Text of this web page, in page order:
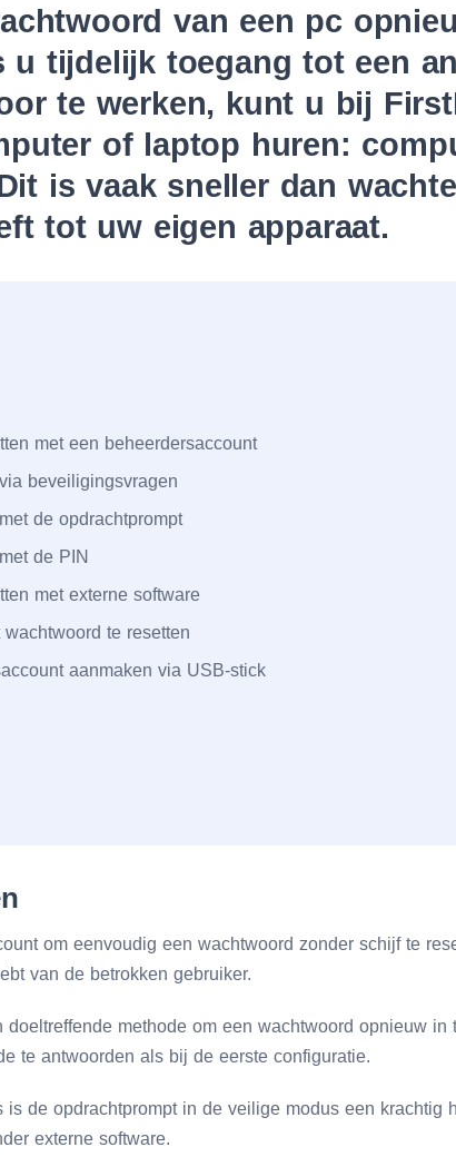
van een pc
tijdelijk toegang tot een
te werken, kunt u bij
of laptop huren:
is vaak sneller dan
tot uw eigen apparaat.
met een beheerdersaccount
beveiligingsvragen
de opdrachtprompt
de PIN
met externe software
te resetten
aanmaken via USB-stick
om eenvoudig een wachtwoord zonder schijf te
van de betrokken gebruiker.
methode om een wachtwoord opnieuw in
te antwoorden als bij de eerste configuratie.
is de opdrachtprompt in de veilige modus een krachtig
externe software.